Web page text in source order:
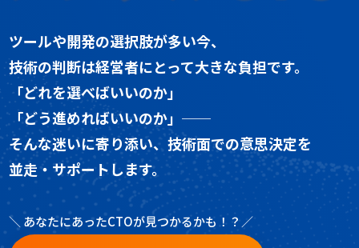
ツールや開発の選択肢が多い今、
技術の判断は経営者にとって大きな負担です。
「どれを選べばいいのか」
「どう進めればいいのか」──
そんな迷いに寄り添い、技術面での意思決定を
並走・サポートします。
＼ あなたにあったCTOが見つかるかも！？／